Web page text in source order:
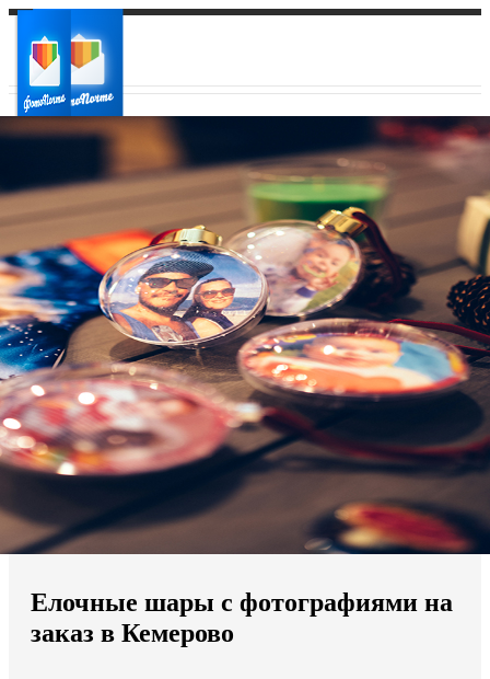
Ваш город:
Ваш регион доставки
Выберите из списка:
Мы доставляем по всему миру
Продолжить без города
Елочные шары с фотографиями на
заказ в Кемерово